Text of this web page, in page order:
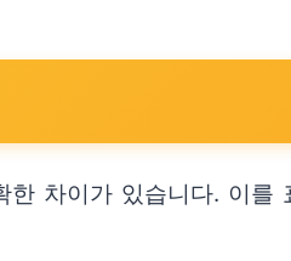
차이가 있습니다. 이